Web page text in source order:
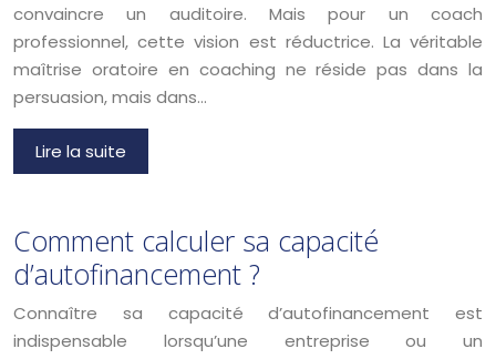
convaincre un auditoire. Mais pour un coach
professionnel, cette vision est réductrice. La véritable
maîtrise oratoire en coaching ne réside pas dans la
persuasion, mais dans…
Lire la suite
Comment calculer sa capacité
d’autofinancement ?
Connaître sa capacité d’autofinancement est
indispensable lorsqu’une entreprise ou un